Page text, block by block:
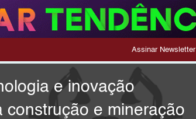
Assinar Newsletter
e inovação
construção e mineração